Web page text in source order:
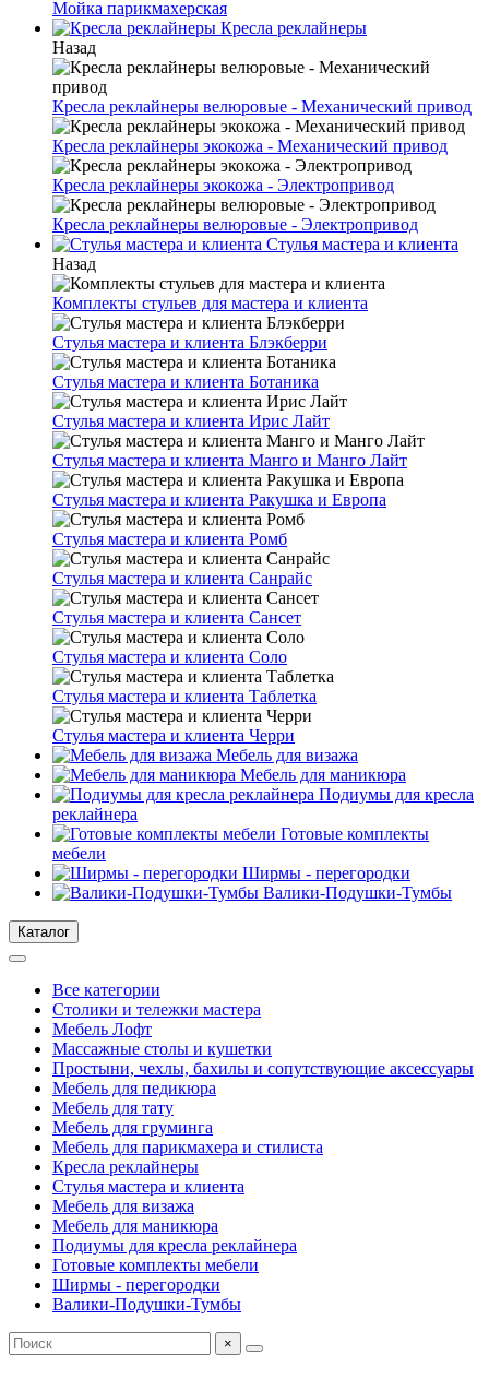
Мойка парикмахерская
Кресла реклайнеры
Назад
Кресла реклайнеры велюровые - Механический привод
Кресла реклайнеры экокожа - Механический привод
Кресла реклайнеры экокожа - Электропривод
Кресла реклайнеры велюровые - Электропривод
Стулья мастера и клиента
Назад
Комплекты стульев для мастера и клиента
Стулья мастера и клиента Блэкберри
Стулья мастера и клиента Ботаника
Стулья мастера и клиента Ирис Лайт
Стулья мастера и клиента Манго и Манго Лайт
Стулья мастера и клиента Ракушка и Европа
Стулья мастера и клиента Ромб
Стулья мастера и клиента Санрайс
Стулья мастера и клиента Сансет
Стулья мастера и клиента Соло
Стулья мастера и клиента Таблетка
Стулья мастера и клиента Черри
Мебель для визажа
Мебель для маникюра
Подиумы для кресла
реклайнера
Готовые комплекты
мебели
Ширмы - перегородки
Валики-Подушки-Тумбы
Каталог
Все категории
Столики и тележки мастера
Мебель Лофт
Массажные столы и кушетки
Простыни, чехлы, бахилы и сопутствующие аксессуары
Мебель для педикюра
Мебель для тату
Мебель для груминга
Мебель для парикмахера и стилиста
Кресла реклайнеры
Стулья мастера и клиента
Мебель для визажа
Мебель для маникюра
Подиумы для кресла реклайнера
Готовые комплекты мебели
Ширмы - перегородки
Валики-Подушки-Тумбы
×